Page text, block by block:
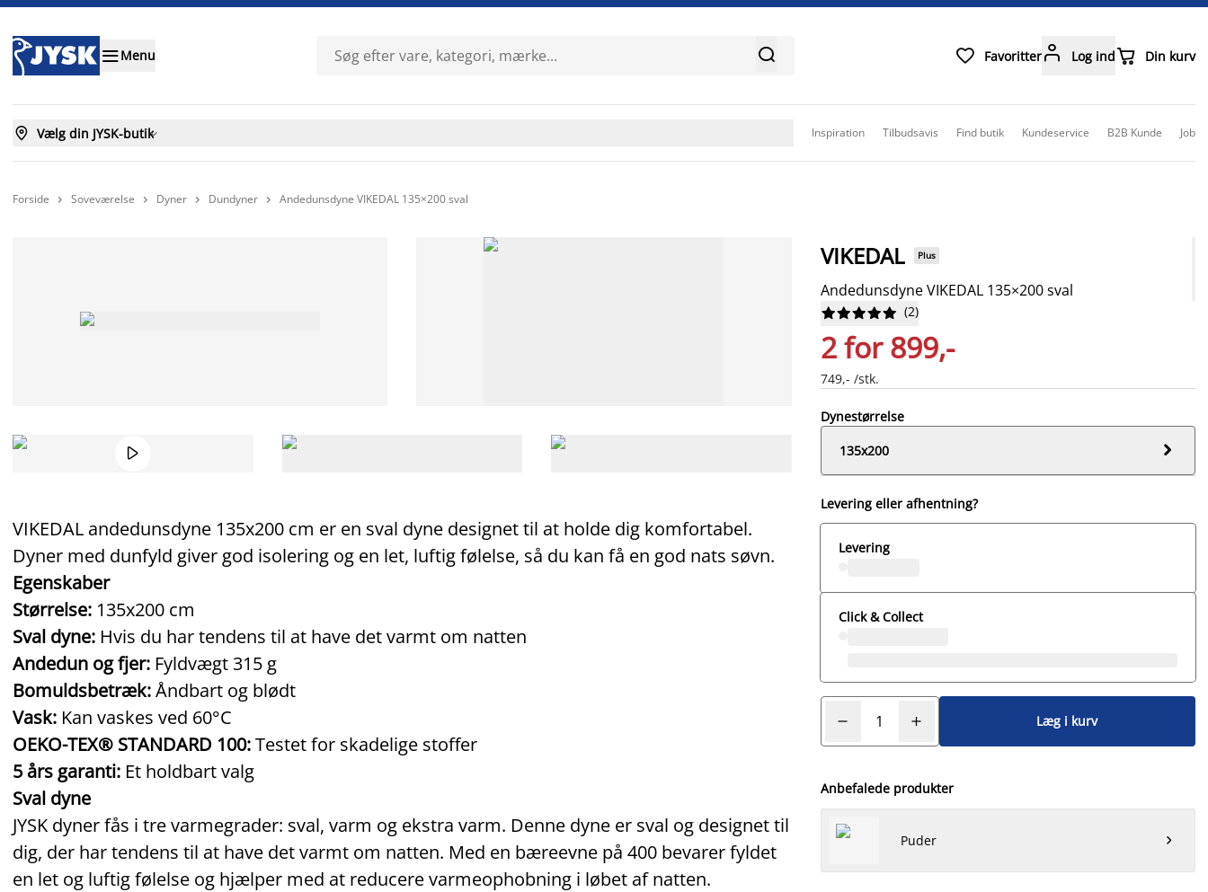
Menu   Favoritter Log ind Din kurv
 Vælg din JYSK-butik Inspiration Tilbudsavis Find butik Kundeservice B2B Kunde Job
Forside  Soveværelse  Dyner  Dundyner  Andedunsdyne VIKEDAL 135×200 sval

VIKEDAL andedunsdyne 135x200 cm er en sval dyne designet til at holde dig komfortabel.
Dyner med dunfyld giver god isolering og en let, luftig følelse, så du kan få en god nats søvn.
Egenskaber
Størrelse: 135x200 cm
Sval dyne: Hvis du har tendens til at have det varmt om natten
Andedun og fjer: Fyldvægt 315 g
Bomuldsbetræk:Åndbart og blødt
Vask: Kan vaskes ved 60°C
OEKO-TEX® STANDARD 100:Testet for skadelige stoffer
5 års garanti: Et holdbart valg
Sval dyne
JYSK dyner fås i tre varmegrader: sval, varm og ekstra varm. Denne dyne er sval og designet til
dig, der har tendens til at have det varmt om natten. Med en bæreevne på 400 bevarer fyldet
en let og luftig følelse og hjælper med at reducere varmeophobning i løbet af natten.
VIKEDAL Plus
Andedunsdyne VIKEDAL 135×200 sval





 (2)
2 for 899,-
749,- /stk.
Dynestørrelse
135x200

Levering eller afhentning?
Levering
Click & Collect
Læg i kurv
Anbefalede produkter
Puder 